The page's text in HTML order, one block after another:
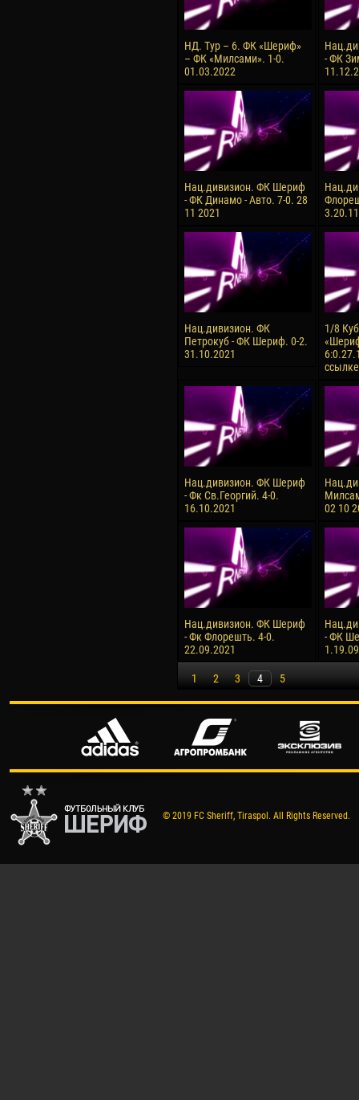
НД. Тур – 6. ФК «Шериф»
– ФК «Милсами». 1-0.
01.03.2022
- ФК
Нац.дивизион. ФК Шериф
- ФК Динамо - Авто. 7-0. 28
11 2021
Нац.дивизион. ФК
Петрокуб - ФК Шериф. 0-2.
31.10.2021
1/8
ссылке
Нац.дивизион. ФК Шериф
- Фк Св.Георгий. 4-0.
16.10.2021
02 10
Нац.дивизион. ФК Шериф
- Фк Флорешть. 4-0.
22.09.2021
- ФК
1 2 3 4 5
© 2019 FC Sheriff, Tiraspol. All Rights Reserved.